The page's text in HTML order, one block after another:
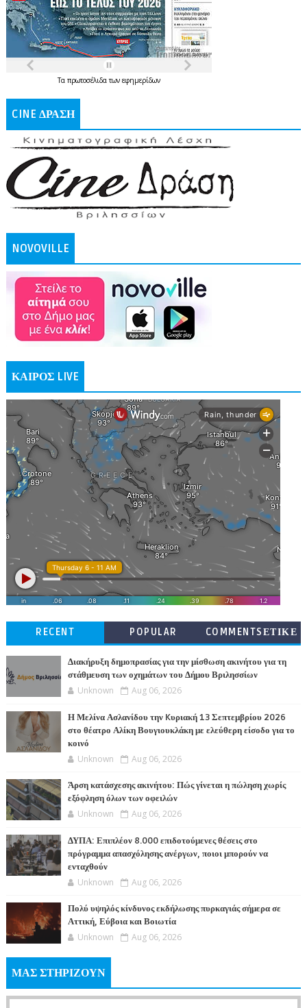
Τα πρωτοσέλιδατων εφημερίδων
CINE ΔΡΑΣΗ
NOVOVILLE
ΚΑΙΡΟΣ LIVE
RECENT POPULAR
COMMENTSΕΤΙΚΕ
Διακήρυξη δημοπρασίας για την μίσθωση ακινήτου για τη
στάθμευση των οχημάτων του Δήμου Βριλησσίων
Unknown Aug 06, 2026
Η Μελίνα Ασλανίδου την Kυριακή 13 Σεπτεμβρίου 2026
στο θέατρο Αλίκη Βουγιουκλάκη με ελεύθερη είσοδο για το
κοινό
Unknown Aug 06, 2026
Άρση κατάσχεσης ακινήτου: Πώς γίνεται η πώληση χωρίς
εξόφληση όλων των οφειλών
Unknown Aug 06, 2026
ΔΥΠΑ: Επιπλέον 8.000 επιδοτούμενες θέσεις στο
πρόγραμμα απασχόλησης ανέργων, ποιοι μπορούν να
ενταχθούν
Unknown Aug 06, 2026
Πολύ υψηλός κίνδυνος εκδήλωσης πυρκαγιάς σήμερα σε
Αττική, Εύβοια και Βοιωτία
Unknown Aug 06, 2026
ΜΑΣ ΣΤΗΡΙΖΟΥΝ